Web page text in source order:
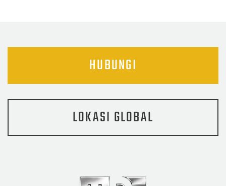
HUBUNGI
LOKASI GLOBAL